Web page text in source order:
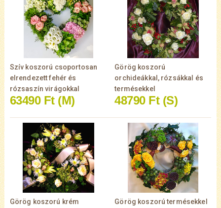
Szív koszorú csoportosan
elrendezett fehér és
rózsaszín virágokkal
63490 Ft (M)
Görög koszorú
orchideákkal, rózsákkal és
termésekkel
48790 Ft (S)
Görög koszorú krém
Görög koszorú termésekkel